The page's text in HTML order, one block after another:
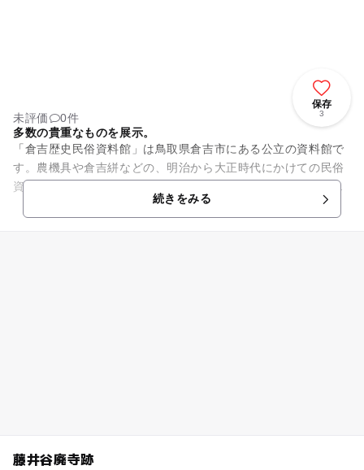
保存
3
未評価
0件
多数の貴重なものを展示。
「倉吉歴史民俗資料館」は鳥取県倉吉市にある公立の資料館で
す。農機具や倉吉絣などの、明治から大正時代にかけての民俗
資料が展示されています。また、打吹公園内にあり、資料館と
デッキで結ばれている「倉吉...続きをみる
藤井谷廃寺跡